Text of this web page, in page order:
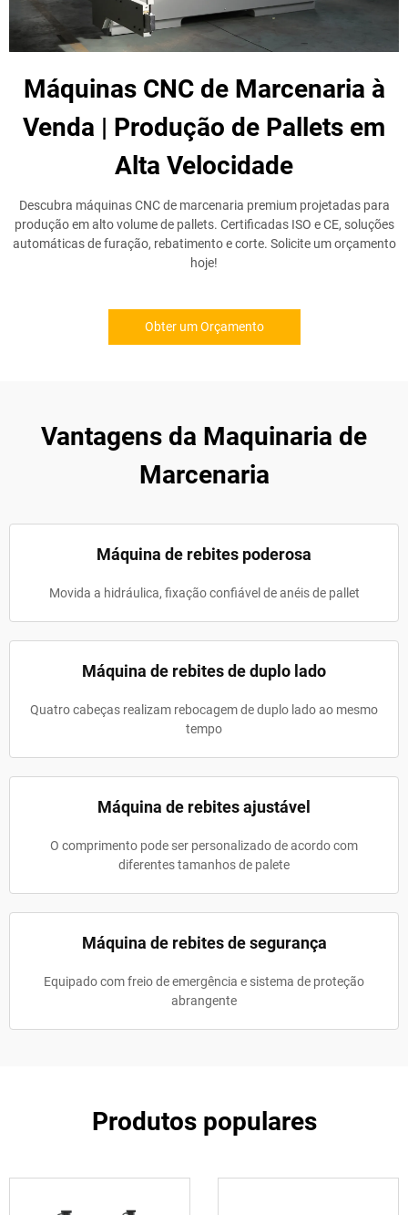
Máquinas CNC de Marcenaria à
Venda | Produção de Pallets em
Alta Velocidade
Descubra máquinas CNC de marcenaria premium projetadas para
produção em alto volume de pallets. Certificadas ISO e CE, soluções
automáticas de furação, rebatimento e corte. Solicite um orçamento
hoje!
Obter um Orçamento
Vantagens da Maquinaria de
Marcenaria
Máquina de rebites poderosa
Movida a hidráulica, fixação confiável de anéis de pallet
Máquina de rebites de duplo lado
Quatro cabeças realizam rebocagem de duplo lado ao mesmo
tempo
Máquina de rebites ajustável
O comprimento pode ser personalizado de acordo com
diferentes tamanhos de palete
Máquina de rebites de segurança
Equipado com freio de emergência e sistema de proteção
abrangente
Produtos populares